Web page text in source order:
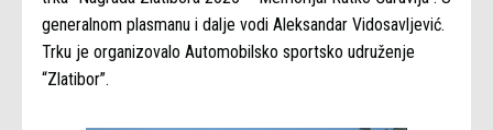
generalnom plasmanu i dalje vodi Aleksandar Vidosavljević.
Trku je organizovalo Automobilsko sportsko udruženje
“Zlatibor”.